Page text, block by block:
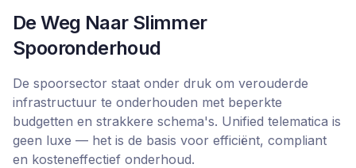
De Weg Naar Slimmer
Spooronderhoud
De spoorsector staat onder druk om verouderde
infrastructuur te onderhouden met beperkte
budgetten en strakkere schema's. Unified telematica is
geen luxe — het is de basis voor efficiënt, compliant
en kosteneffectief onderhoud.